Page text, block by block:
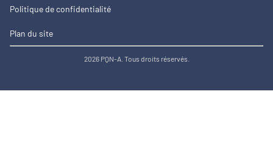
Politique de confidentialité
Plan du site
2026 PQN-A. Tous droits réservés.